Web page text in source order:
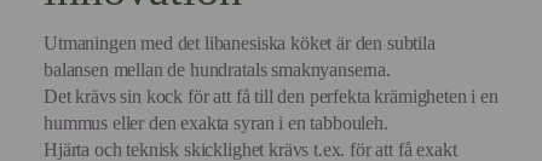
Utmaningen med det libanesiska köket är den subtila
balansen mellan de hundratals smaknyanserna.
Det krävs sin kock för att få till den perfekta krämigheten i en
hummus eller den exakta syran i en tabbouleh.
Hjärta och teknisk skicklighet krävs t.ex. för att få exakt